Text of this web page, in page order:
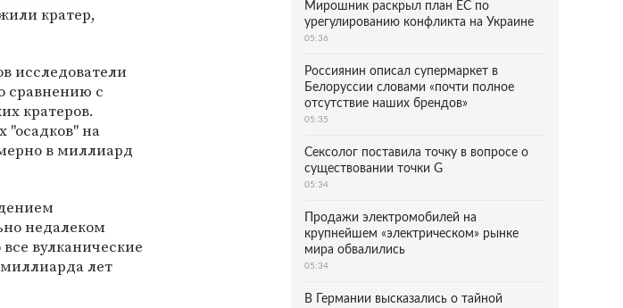
кратер,
исследователи
сравнению с
кратеров.
"осадков" на
в миллиард
недалеком
вулканические
лет
Мирошник раскрыл план ЕС по
урегулированию конфликта на Украине
05:36
Россиянин описал супермаркет в
Белоруссии словами «почти полное
отсутствие наших брендов»
05:35
Сексолог поставила точку в вопросе о
существовании точки G
05:34
Продажи электромобилей на
крупнейшем «электрическом» рынке
мира обвалились
05:34
В Германии высказались о тайной